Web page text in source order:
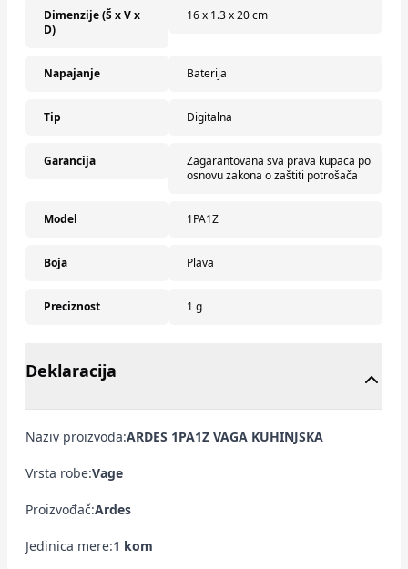
Dimenzije (Š x V x
D)
16 x 1.3 x 20 cm
Napajanje Baterija
Tip Digitalna
Garancija
Zagarantovana sva prava kupaca po
osnovu zakona o zaštiti potrošača
Model 1PA1Z
Boja Plava
Preciznost 1 g
Deklaracija
Naziv proizvoda:ARDES 1PA1Z VAGA KUHINJSKA
Vrsta robe:Vage
Proizvođač:Ardes
Jedinica mere:1 kom